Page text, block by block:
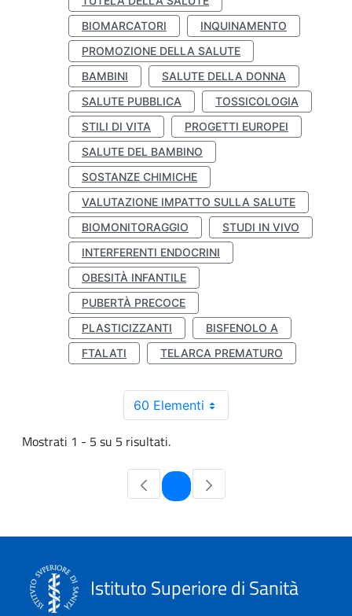
BIOMARCATORI
INQUINAMENTO
PROMOZIONE DELLA SALUTE
BAMBINI
SALUTE DELLA DONNA
SALUTE PUBBLICA
TOSSICOLOGIA
STILI DI VITA
PROGETTI EUROPEI
SALUTE DEL BAMBINO
SOSTANZE CHIMICHE
VALUTAZIONE IMPATTO SULLA SALUTE
BIOMONITORAGGIO
STUDI IN VIVO
INTERFERENTI ENDOCRINI
OBESITÀ INFANTILE
PUBERTÀ PRECOCE
PLASTICIZZANTI
BISFENOLO A
FTALATI
TELARCA PREMATURO
60 Elementi
Mostrati 1 - 5 su 5 risultati.
Pagina
Istituto Superiore di Sanità